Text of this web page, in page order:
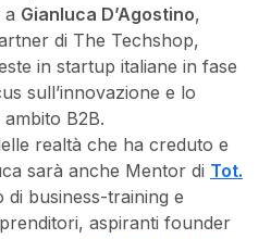
a Gianluca D’Agostino,
di The Techshop,
in startup italiane in fase
sull’innovazione e lo
B2B.
realtà che ha creduto e
sarà anche Mentor di Tot.
di business-training e
aspiranti founder